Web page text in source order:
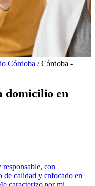
Córdoba / Córdoba -
domicilio en
con
de calidad y enfocado en